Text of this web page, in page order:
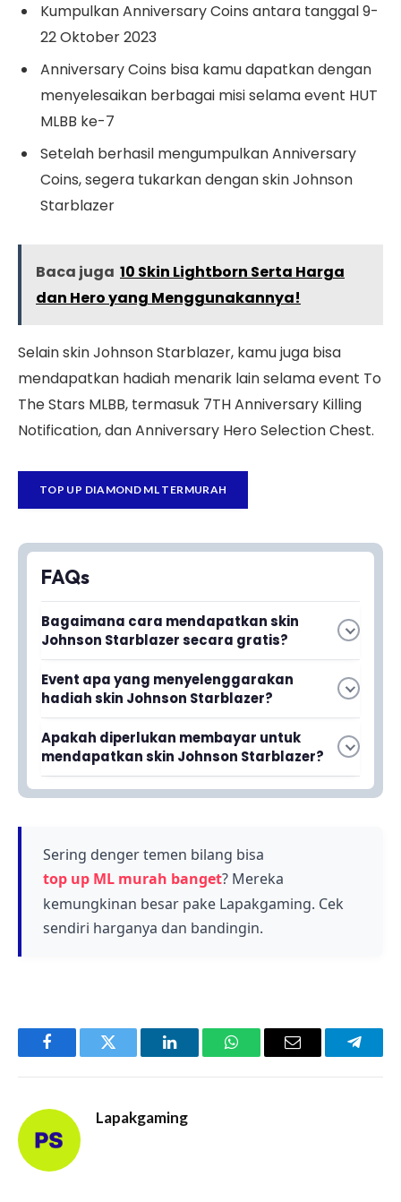
Kumpulkan Anniversary Coins antara tanggal 9-
22 Oktober 2023
Anniversary Coins bisa kamu dapatkan dengan
menyelesaikan berbagai misi selama event HUT
MLBB ke-7
Setelah berhasil mengumpulkan Anniversary
Coins, segera tukarkan dengan skin Johnson
Starblazer
Baca juga 10 Skin Lightborn Serta Harga
dan Hero yang Menggunakannya!
Selain skin Johnson Starblazer, kamu juga bisa
mendapatkan hadiah menarik lain selama event To
The Stars MLBB, termasuk 7TH Anniversary Killing
Notification, dan Anniversary Hero Selection Chest.
TOP UP DIAMOND ML TERMURAH
FAQs
Bagaimana cara mendapatkan skin
Johnson Starblazer secara gratis?
Skin Johnson Starblazer dapat diperoleh
secara gratis dengan menyelesaikan misi-misi
Stars MLBB berlangsung.
Event apa yang menyelenggarakan
hadiah skin Johnson Starblazer?
Event To The Stars MLBB adalah acara
perayaan anniversary atau HUT Mobile Legends
yang ke-7, yang diselenggarakan oleh Moonton
dan menyediakan berbagai hadiah gratis.
Apakah diperlukan membayar untuk
mendapatkan skin Johnson Starblazer?
Tidak, skin Johnson Starblazer dapat diperoleh
berlangsung.
Sering denger temen bilang bisa
top up ML murah banget? Mereka
kemungkinan besar pake Lapakgaming. Cek
sendiri harganya dan bandingin.
FacebookTwitter LinkedInWhatsAppEmail
Lapakgaming